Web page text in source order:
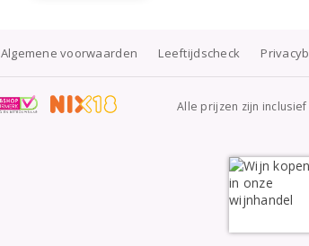
Algemene voorwaarden Leeftijdscheck
Alle prijzen zijn